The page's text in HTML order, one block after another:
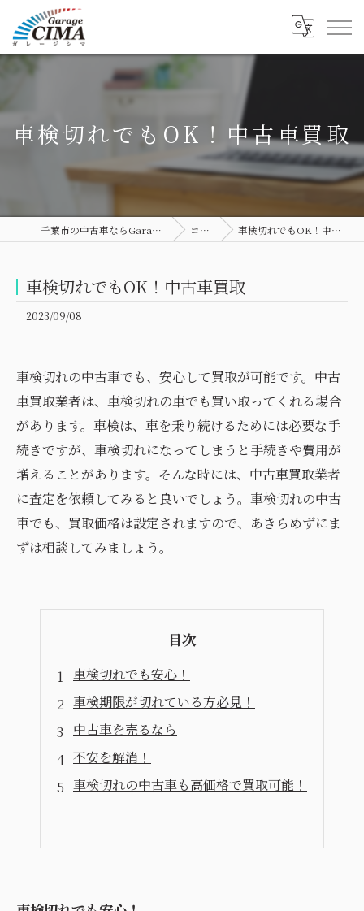
車検切れでもOK！中古車買取
千葉市の中古車ならGarage CIMA コラム 車検切れでもOK！中古車買取
車検切れでもOK！中古車買取
2023/09/08
車検切れの中古車でも、安心して買取が可能です。中古
車買取業者は、車検切れの車でも買い取ってくれる場合
があります。車検は、車を乗り続けるためには必要な手
続きですが、車検切れになってしまうと手続きや費用が
増えることがあります。そんな時には、中古車買取業者
に査定を依頼してみると良いでしょう。車検切れの中古
車でも、買取価格は設定されますので、あきらめずにま
ずは相談してみましょう。
目次
車検切れでも安心！
車検期限が切れている方必見！
中古車を売るなら
不安を解消！
車検切れの中古車も高価格で買取可能！